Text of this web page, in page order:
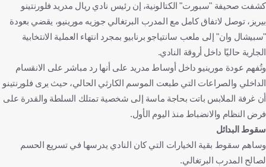
كشفت صحيفة "سبورت" الكتالونية، إن رئيس نادي ريال مدريد فلورنتينو
بيريز، توصل لاتفاق كامل مع المدرب البرتغالي جوزيه مورينيو، يقضي بعودة
"سبيشال وان" إلى ملعب سانتياجو برنابيو بمجرد انتهاء العملية الانتخابية
الجارية حاليًا داخل أروقة النادي.
وتُفهم عودة مورينيو داخل أوساط مدريد على أنها رد مباشر على الانقسام
الداخلي والصراعات التي طبعت الموسم الكارثي الحالي، حيث يرى فلورنتينو
أن غرفة الملابس باتت بحاجة ماسة إلى شخصية تمتلك السلطة والقدرة على
فرض النظام والانضباط منذ اليوم الأول.
سقوط البدائل
وساهم سقوط بقية الخيارات التي كان النادي يدرسها في تسريع الحسم
لصالح المدرب البرتغالي.